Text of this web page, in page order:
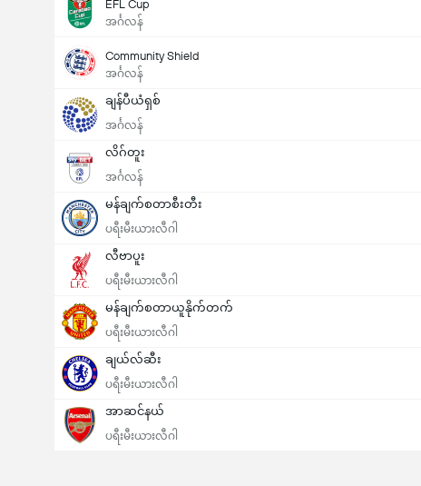
EFL Cup
အင်္ဂလန်
Community Shield
အင်္ဂလန်
ချန်ပီယံရှစ်
အင်္ဂလန်
လိဂ်တူး
အင်္ဂလန်
မန်ချက်စတာစီးတီး
ပရီးမီးယားလီဂါ
လီဗာပူး
ပရီးမီးယားလီဂါ
မန်ချက်စတာယူနိုက်တက်
ပရီးမီးယားလီဂါ
ချယ်လ်ဆီး
ပရီးမီးယားလီဂါ
အာဆင်နယ်
ပရီးမီးယားလီဂါ
ပြိုင်ပွဲအတွင်း ဂိုးစုစုပေါင်း (2.5)